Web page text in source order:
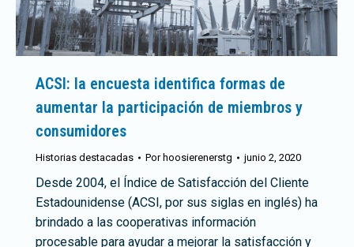
ACSI: la encuesta identifica formas de
aumentar la participación de miembros y
consumidores
Historias destacadas Porhoosierenerstg junio 2, 2020
Desde 2004, el Índice de Satisfacción del Cliente
Estadounidense (ACSI, por sus siglas en inglés) ha
brindado a las cooperativas información
procesable para ayudar a mejorar la satisfacción y